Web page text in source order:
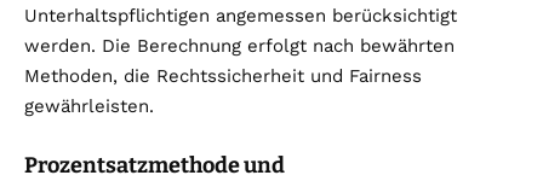
Unterhaltspflichtigen angemessen berücksichtigt
werden. Die Berechnung erfolgt nach bewährten
Methoden, die Rechtssicherheit und Fairness
gewährleisten.
Prozentsatzmethode und